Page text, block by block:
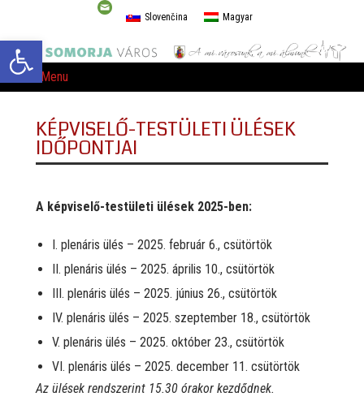
Eszköztár megnyitása
Slovenčina Magyar
Menu
KÉPVISELŐ-TESTÜLETI ÜLÉSEK
IDŐPONTJAI
A képviselő-testületi ülések 2025-ben:
I. plenáris ülés – 2025. február 6., csütörtök
II. plenáris ülés – 2025. április 10., csütörtök
III. plenáris ülés – 2025. június 26., csütörtök
IV. plenáris ülés – 2025. szeptember 18., csütörtök
V. plenáris ülés – 2025. október 23., csütörtök
VI. plenáris ülés – 2025. december 11. csütörtök
Az ülések rendszerint 15.30 órakor kezdődnek.